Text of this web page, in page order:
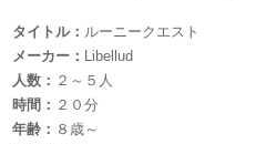
タイトル： ルーニークエスト
メーカー： Libellud
人数： ２～５人
時間： ２０分
年齢： ８歳～